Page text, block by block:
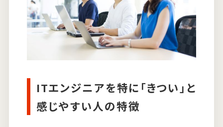
ITエンジニアを特に「きつい」と
感じやすい人の特徴